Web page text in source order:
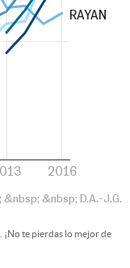
. ¡No te pierdas lo mejor de